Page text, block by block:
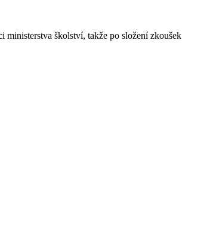
ministerstva školství, takže po složení zkoušek